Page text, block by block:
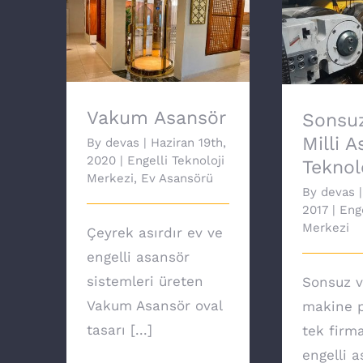
Vakum Asansör
Vakum Asansör
By devas | Haziran 19th,
2020 | Engelli Teknoloji
Merkezi, Ev Asansörü
Çeyrek asırdır ev ve
engelli asansör
sistemleri üreten
Vakum Asansör oval
tasarı [...]
Milli
By devas |
2017 |
Merkezi
Sonsuz
makine
tek
engelli